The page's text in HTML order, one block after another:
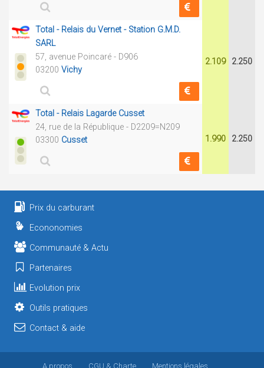
Total - Relais du Vernet - Station G.M.D.
SARL
57, avenue Poincaré - D906
03200 Vichy
2.109 2.250
Total - Relais Lagarde Cusset
24, rue de la République - D2209=N209
03300 Cusset 1.990 2.250
Prix du carburant
Econonomies
Communauté & Actu
Partenaires
Evolution prix
Outils pratiques
Contact & aide
A propos CGU & Charte Mentions légales